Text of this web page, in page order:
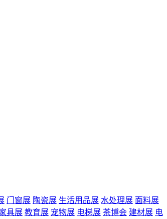
门窗展 陶瓷展 生活用品展 水处理展 面料展
具展 教育展 宠物展 电梯展 茶博会 建材展 电